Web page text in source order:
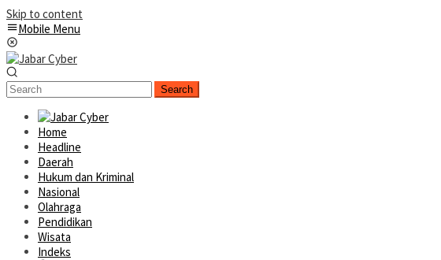
Skip to content
Mobile Menu
Search
Home
Headline
Daerah
Hukum dan Kriminal
Nasional
Olahraga
Pendidikan
Wisata
Indeks